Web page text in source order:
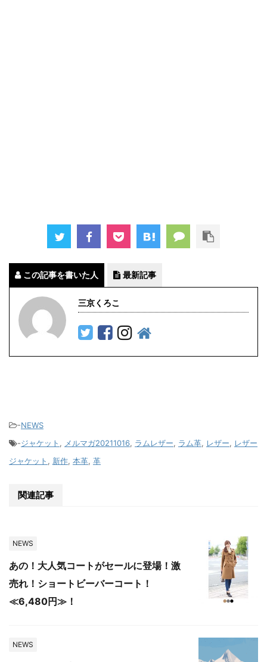
この記事を書いた人 最新記事
三京くろこ
-NEWS
-ジャケット , メルマガ20211016, ラムレザー, ラム革, レザー, レザー
ジャケット , 新作, 本革, 革
関連記事
NEWS
あの！大人気コートがセールに登場！激
売れ！ショートビーバーコート！
≪6,480円≫！
NEWS